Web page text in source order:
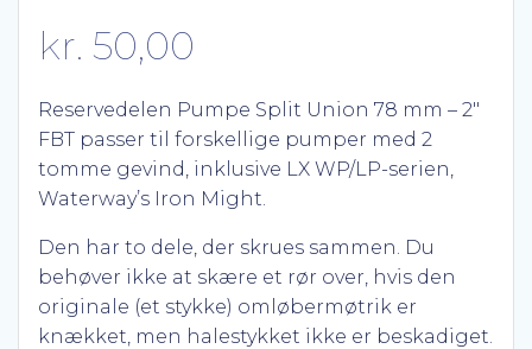
kr. 50,00
Reservedelen Pumpe Split Union 78 mm – 2″
FBT passer til forskellige pumper med 2
tomme gevind, inklusive LX WP/LP-serien,
Waterway’s Iron Might.
Den har to dele, der skrues sammen. Du
behøver ikke at skære et rør over, hvis den
originale (et stykke) omløbermøtrik er
knækket, men halestykket ikke er beskadiget.